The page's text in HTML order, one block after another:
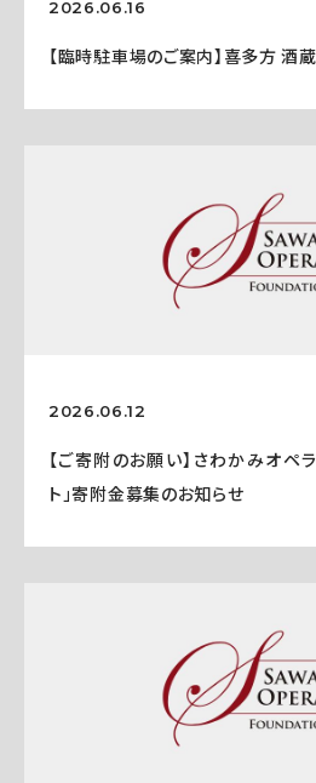
2026.06.16
【臨時駐車場のご案内】喜多方 酒蔵
2026.06.12
【ご寄附のお願い】さわかみオペ
ト」寄附金募集のお知らせ